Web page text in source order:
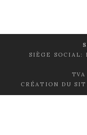
SIÈGE SOCIAL:
CRÉATION DU